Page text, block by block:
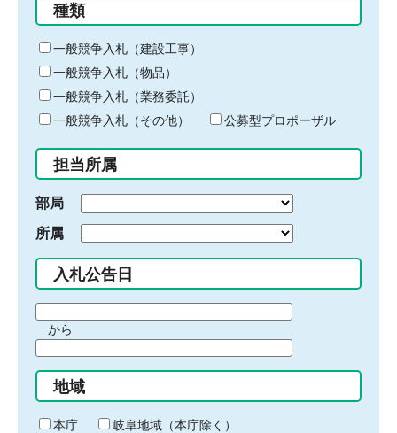
る
キ
ー
ワ
ー
ド
入
力
種類
一般競争入札（建設工事）
一般競争入札（物品）
一般競争入札（業務委託）
一般競争入札（その他）
公募型プロポーザル
担当所属
部局
所属
入札公告日
間
始
り
から
間
終
わ
地域
本庁
岐阜地域（本庁除く）